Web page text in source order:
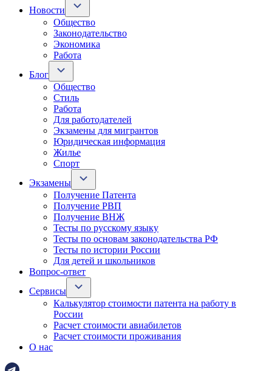
Новости
Общество
Законодательство
Экономика
Работа
Блог
Общество
Стиль
Работа
Для работодателей
Экзамены для мигрантов
Юридическая информация
Жилье
Спорт
Экзамены
Получение Патента
Получение РВП
Получение ВНЖ
Тесты по русскому языку
Тесты по основам законодательства РФ
Тесты по истории России
Для детей и школьников
Вопрос-ответ
Сервисы
Калькулятор стоимости патента на работу в
России
Расчет стоимости авиабилетов
Расчет стоимости проживания
О нас